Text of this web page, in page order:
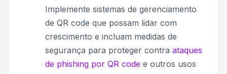
Implemente sistemas de gerenciamento
de QR code que possam lidar com
crescimento e incluam medidas de
segurança para proteger contra ataques
de phishing por QR code e outros usos